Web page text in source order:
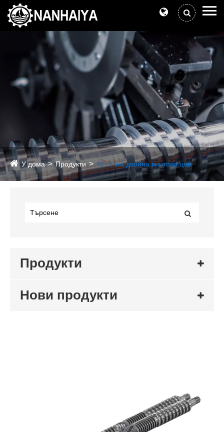
У дома Продукти Конична двойна винтова цев
Продукти
Нови продукти